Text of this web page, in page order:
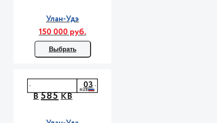
Улан-Удэ
150 000 руб.
Выбрать
В585КВ
03